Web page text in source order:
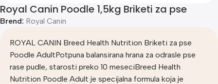
Royal Canin Poodle 1,5kg Briketi za pse
Brend: Royal Canin
ROYAL CANIN Breed Health Nutrition Briketi za pse
Poodle AdultPotpuna balansirana hrana za odrasle pse
rase pudle, starosti preko 10 meseciBreed Health
Nutrition Poodle Adult je specijalna formula koja je